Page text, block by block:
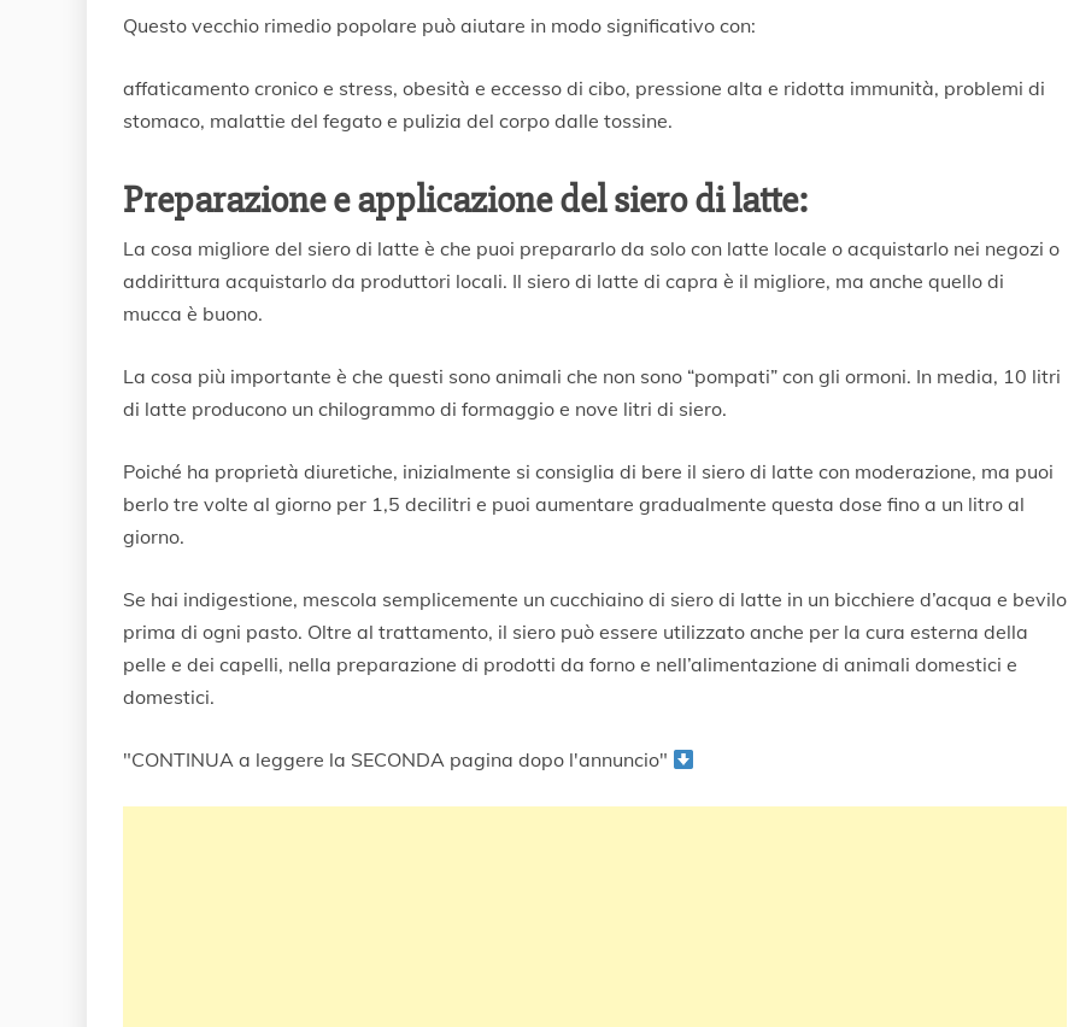
Questo vecchio rimedio popolare può aiutare in modo significativo con:
affaticamento cronico e stress, obesità e eccesso di cibo, pressione alta e ridotta immunità, problemi di
stomaco, malattie del fegato e pulizia del corpo dalle tossine.
Preparazione e applicazione del siero di latte:
La cosa migliore del siero di latte è che puoi prepararlo da solo con latte locale o acquistarlo nei negozi o
addirittura acquistarlo da produttori locali. Il siero di latte di capra è il migliore, ma anche quello di
mucca è buono.
La cosa più importante è che questi sono animali che non sono “pompati” con gli ormoni. In media, 10 litri
di latte producono un chilogrammo di formaggio e nove litri di siero.
Poiché ha proprietà diuretiche, inizialmente si consiglia di bere il siero di latte con moderazione, ma puoi
berlo tre volte al giorno per 1,5 decilitri e puoi aumentare gradualmente questa dose fino a un litro al
giorno.
Se hai indigestione, mescola semplicemente un cucchiaino di siero di latte in un bicchiere d’acqua e bevilo
prima di ogni pasto. Oltre al trattamento, il siero può essere utilizzato anche per la cura esterna della
pelle e dei capelli, nella preparazione di prodotti da forno e nell’alimentazione di animali domestici e
domestici.
"CONTINUA a leggere la SECONDA pagina dopo l'annuncio"